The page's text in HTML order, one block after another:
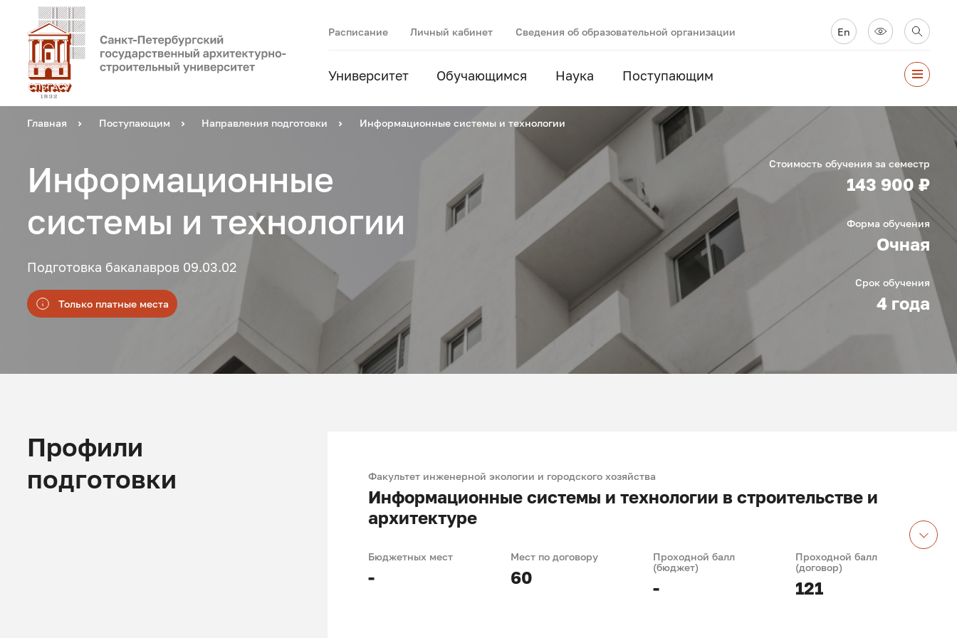
Расписание Личный кабинет Сведения об образовательной организации En
Университет Обучающимся Наука Поступающим
Главная Поступающим Направления подготовки Информационные системы и технологии
Информационные
системы и технологии
Подготовка бакалавров 09.03.02
Только платные места
Стоимость обучения за семестр
143 900 ₽
Форма обучения
Очная
Срок обучения
4 года
Профили
подготовки
Факультет инженерной экологии и городского хозяйства
Информационные системы и технологии в строительстве и
архитектуре
Бюджетных мест
-
Мест по договору
60
Проходной балл
(бюджет)
-
Проходной балл
(договор)
121